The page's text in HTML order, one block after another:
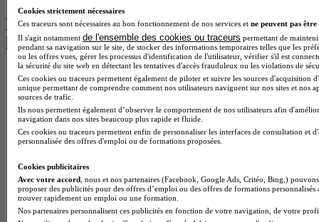
Les intitulés de diplôme par alternance
les plus recherchés
BTS Esf en alternance
BTS Dietetique en alternance
BTS Mco en alternance
BTS Pi en alternance
BTS Sp3s en alternance
Master CCA en alternance
BTS Sam en alternance
Cap Fleuriste en alternance
BTS Sio en alternance
MSc Marketing Digital en alternance
BTS Gpme en alternance
Cookies strictement nécessaires
Ces traceurs sont nécessaires au bon fonctionnement de nos services et ne peuvent pas être
Il s'agit notamment de l'ensemble des cookies ou traceurs permettant de
pendant sa navigation sur le site, de stocker des informations temporaires telles que les
ou les offres vues, gérer les processus d'identification de l'utilisateur, vérifier s'il est
la sécurité du site web en détectant les tentatives d'accès frauduleux ou les violations de
Ces cookies ou traceurs permettent également de piloter et suivre les sources d'acquisition
unique permettant de comprendre comment nos utilisateurs naviguent sur nos sites et nos
sources de trafic.
Ils nous permettent également d’observer le comportement de nos utilisateurs afin
navigation dans nos sites beaucoup plus rapide et fluide.
Ces cookies ou traceurs permettent enfin de personnaliser les interfaces de consultation et
personnalisée des offres d'emploi ou de formations proposées.
Cookies publicitaires
Avec votre accord , nous et nos partenaires (Facebook, Google Ads, Critéo, Bing,)
proposer des publicités pour des offres d’emploi ou des offres de formations
trouver rapidement un emploi ou une formation.
Nos partenaires personnalisent ces publicités en fonction de votre navigation, de votre